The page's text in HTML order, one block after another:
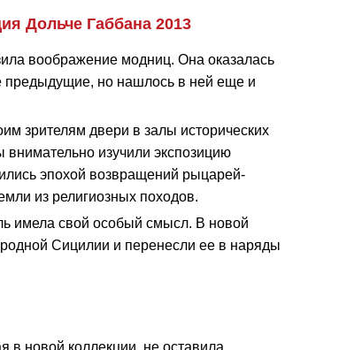
Дольче Габбана 2013
воображение модниц. Она оказалась
предыдущие, но нашлось в ней еще и
зрителям двери в залы исторических
изучили экспозицию
эпохой возвращений рыцарей-
из религиозных походов.
имела свой особый смысл. В новой
Сицилии и перенесли ее в наряды
в новой коллекции, не оставила